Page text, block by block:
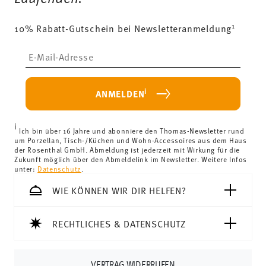
(ausgenommen Lieferungen ins Vereinigte Königreich)
Lieferkosten unter 69,90 €:
weniger als 69,90 € beträgt, fallen Versandkosten an. Für
Deutschland betragen diese 4,90 €. Für alle anderen
Länder können Sie die Lieferkostenhier einsehen
Vereinigtes Königreich:Für Lieferungen ins Vereinigte
Königreich liegt der Mindestbestellwert bei £135, die
Lieferung erfolgt versandkostenfrei.
Schweiz:Lieferungen in die Schweiz sind ab 69,90 CHF
versandkostenfrei. Unter einem Bestellwert von 69,90
CHF liegen die Versandkosten bei 36,90 CHF.
sobald Ihr Paket auf die Reise geht.
Lieferzeit innerhalb Deutschlands:3-5 Werktage für
hier einsehen.
10% Rabatt-Gutschein bei Newsletteranmeldung1
ANMELDENi
i Ich bin über 16 Jahre und abonniere den Thomas-Newsletter rund
um Porzellan, Tisch-/Küchen und Wohn-Accessoires aus dem Haus
der Rosenthal GmbH. Abmeldung ist jederzeit mit Wirkung für die
Zukunft möglich über den Abmeldelink im Newsletter. Weitere Infos
unter: Datenschutz
WIE KÖNNEN WIR DIR HELFEN?
RECHTLICHES & DATENSCHUTZ